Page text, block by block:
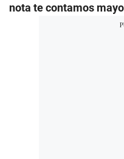
nota te contamos